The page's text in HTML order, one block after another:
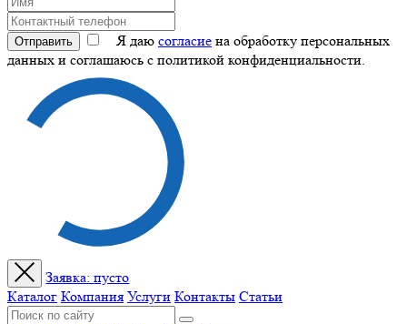
Отправить Я даю согласие на обработку персональных
данных и соглашаюсь с политикой конфиденциальности.
Заявка:пусто
Каталог Компания Услуги Контакты Статьи